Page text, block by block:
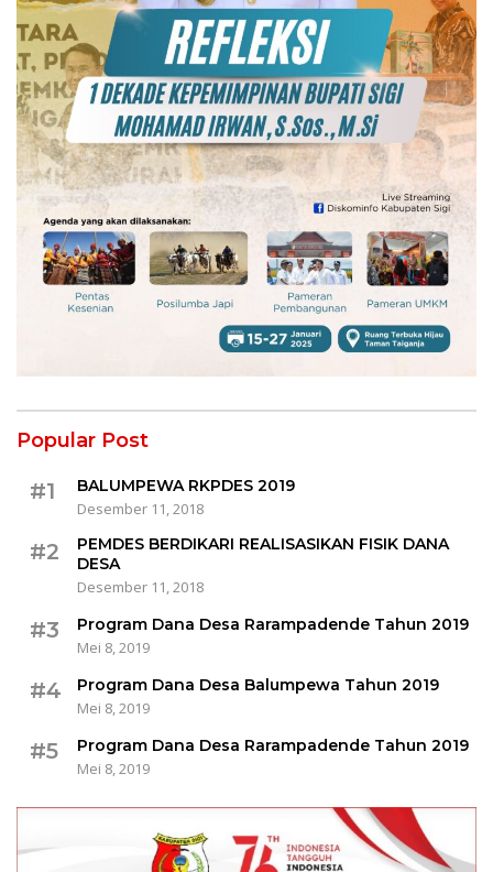
Popular Post
#1
BALUMPEWA RKPDES 2019
Desember 11, 2018
#2
PEMDES BERDIKARI REALISASIKAN FISIK DANA
DESA
Desember 11, 2018
#3
Program Dana Desa Rarampadende Tahun 2019
Mei 8, 2019
#4
Program Dana Desa Balumpewa Tahun 2019
Mei 8, 2019
#5
Program Dana Desa Rarampadende Tahun 2019
Mei 8, 2019